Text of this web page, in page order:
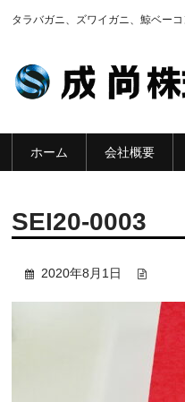
タラバガニ、ズワイガニ、鯨ベー
ホーム 会社概要
SEI20-0003
2020年8月1日